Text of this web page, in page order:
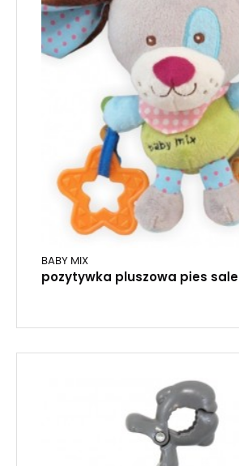
BABY MIX
pozytywka pluszowa pies sale